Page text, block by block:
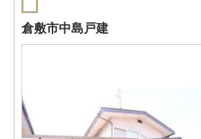
倉敷市中島戸建